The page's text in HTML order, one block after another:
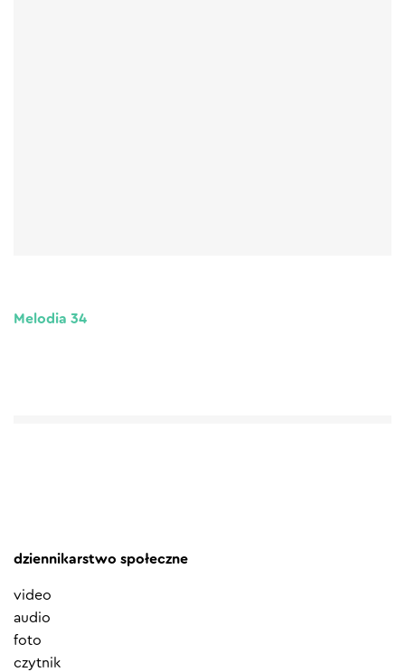
Melodia 34
dziennikarstwo społeczne
video
audio
foto
czytnik